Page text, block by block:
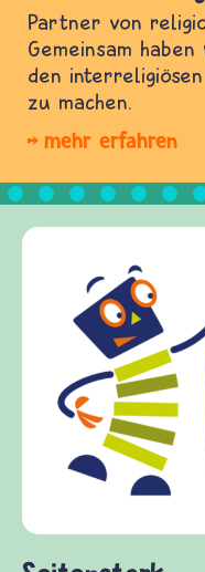
Partner von
Gemeinsam
den
zu machen.
mehr erfahren
Frieden
frieden-
Kinder, Eltern
Fragen von
Gewalt
diesem
fragen.de
und Frieden,